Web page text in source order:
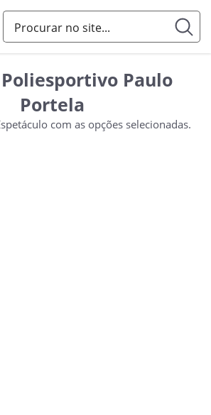
Paulo
Portela
com as opções selecionadas.